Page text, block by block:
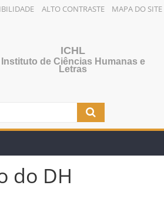
ALTO CONTRASTE MAPA DO SITE
ICHL
Instituto de Ciências Humanas e
Letras
do DH